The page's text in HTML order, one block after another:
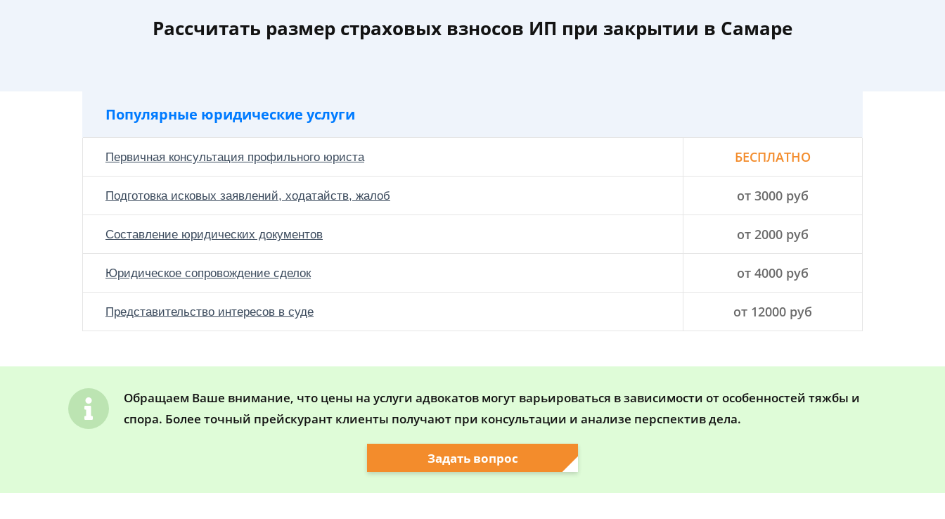
Рассчитать размер страховых взносов ИП при закрытии в Самаре
Популярные юридические услуги
Первичная консультация профильного юриста БЕСПЛАТНО
Подготовка исковых заявлений, ходатайств, жалоб от 3000 руб
Составление юридических документов от 2000 руб
Юридическое сопровождение сделок от 4000 руб
Представительство интересов в суде от 12000 руб
Обращаем Ваше внимание, что цены на услуги адвокатов могут варьироваться в зависимости от особенностей тяжбы и
спора. Более точный прейскурант клиенты получают при консультации и анализе перспектив дела.
Задать вопрос